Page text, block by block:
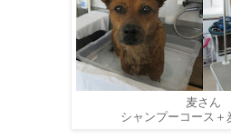
麦さん
シャンプーコース＋